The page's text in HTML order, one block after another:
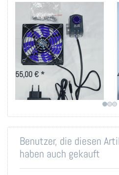
Leiser Lüfter mit
Thermostat zum
Selbsteinbau
120mm Silent-Ventilator mit
angeschlossenen Thermostat und
Netzteil für den sensiblen Bereich
55,00 € *
Benutzer, die diesen
haben auch gekauft